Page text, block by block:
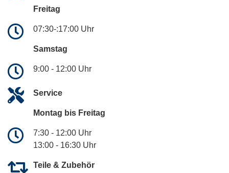
Freitag
07:30-:17:00 Uhr
Samstag
9:00 - 12:00 Uhr
Service
Montag bis Freitag
7:30 - 12:00 Uhr
13:00 - 16:30 Uhr
Teile & Zubehör